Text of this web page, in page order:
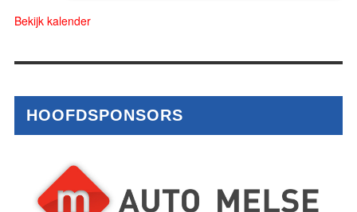
Bekijk kalender
HOOFDSPONSORS